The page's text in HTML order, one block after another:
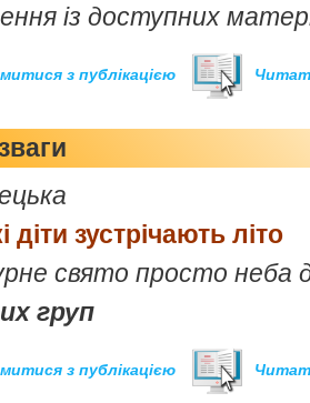
із доступних
з публікацією
діти зустрічають літо
свято просто неба
груп
з публікацією